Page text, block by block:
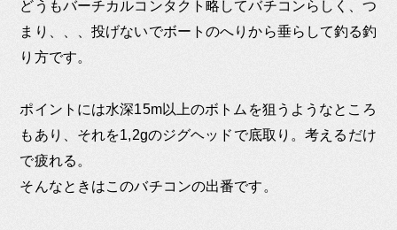
どうもバーチカルコンタクト略してバチコンらしく、つ
まり、、、投げないでボートのへりから垂らして釣る釣
り方です。
ポイントには水深15m以上のボトムを狙うようなところ
もあり、それを1,2gのジグヘッドで底取り。考えるだけ
で疲れる。
そんなときはこのバチコンの出番です。